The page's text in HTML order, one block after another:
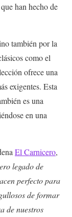
han hecho de
también por la
como el
ofrece una
exigentes. Esta
es una
en una
El Carnicero,
legado de
perfecto para
de formar
de nuestros